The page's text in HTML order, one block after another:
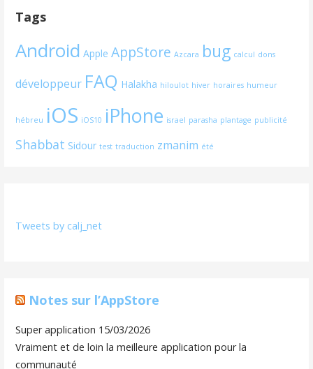
Tags
Android Apple AppStore Azcara bug calcul dons
développeur FAQ Halakha hiloulot hiver horaires humeur
hébreu iOS iOS10 iPhone israel parasha plantage publicité
Shabbat Sidour test traduction zmanim été
Tweets by calj_net
Notes sur l’AppStore
Super application 15/03/2026
Vraiment et de loin la meilleure application pour la
communauté